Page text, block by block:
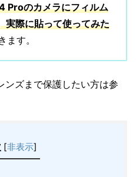
Proのカメラにフィルム
実際に貼って使ってみた
ます。
ンズまで保護したい方は参
[非表示]